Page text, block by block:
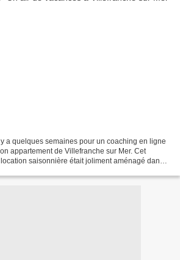
a quelques semaines pour un coaching en ligne
appartement de Villefranche sur Mer. Cet
saisonnière était joliment aménagé dans